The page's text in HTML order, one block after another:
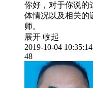
你好，对于你说的
体情况以及相关的
师。
展开 收起
2019-10-04 10:35:14
48